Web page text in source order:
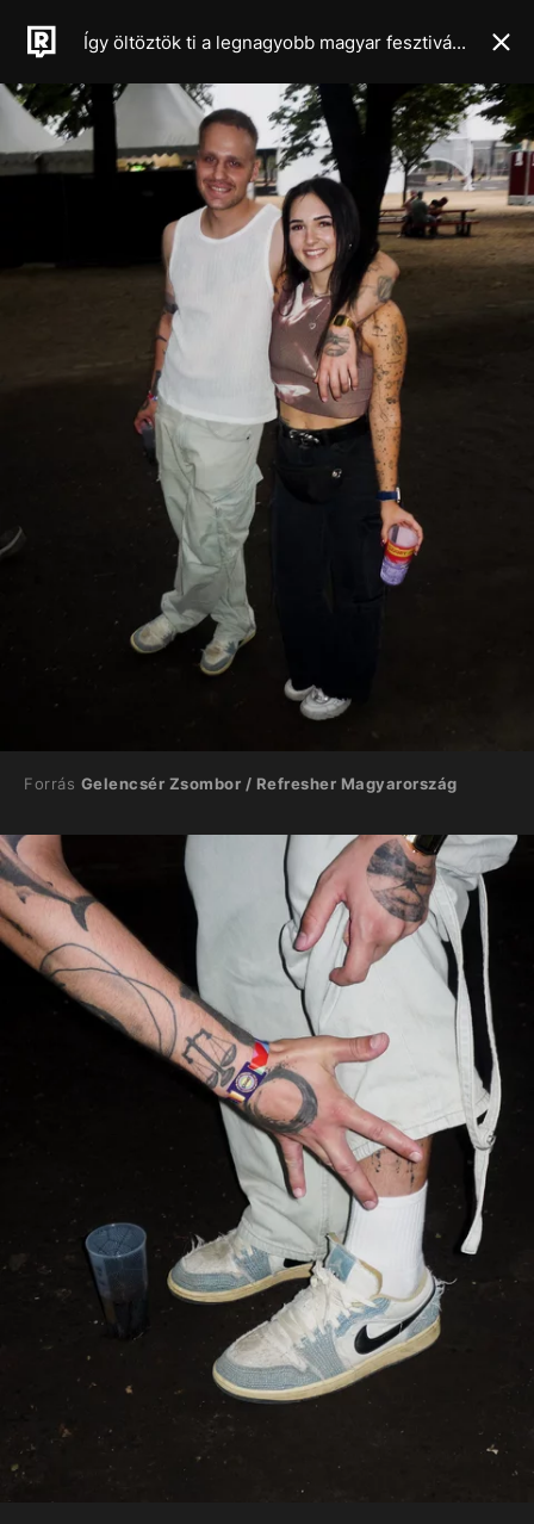
Így öltöztök ti a legnagyobb magyar fesztiválon – OUTFIT CHECK a Szigeten
Forrás Gelencsér Zsombor / Refresher Magyarország